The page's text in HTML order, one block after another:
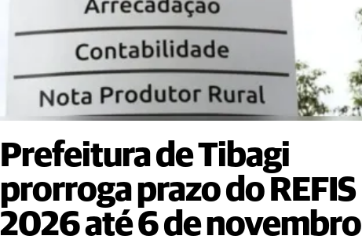
Prefeitura de Tibagi
prorroga prazo do REFIS
2026 até 6 de novembro